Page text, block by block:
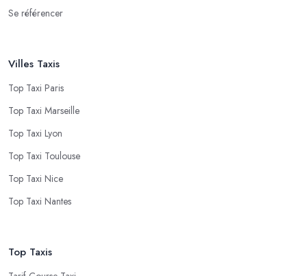
Se référencer
Villes Taxis
Top Taxi Paris
Top Taxi Marseille
Top Taxi Lyon
Top Taxi Toulouse
Top Taxi Nice
Top Taxi Nantes
Top Taxis